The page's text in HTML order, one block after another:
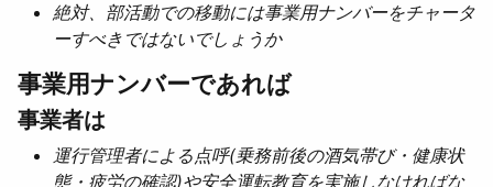
絶対、部活動での移動には事業用ナンバーをチャータ
ーすべきではないでしょうか
事業用ナンバーであれば
事業者は
運行管理者による点呼(乗務前後の酒気帯び・健康状
態・疲労の確認)や安全運転教育を実施しなければな